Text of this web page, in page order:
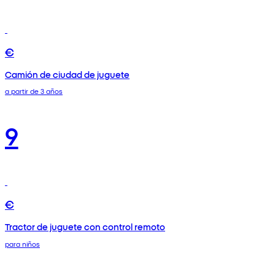
€
Camión de ciudad de juguete
a partir de 3 años
9
€
Tractor de juguete con control remoto
para niños